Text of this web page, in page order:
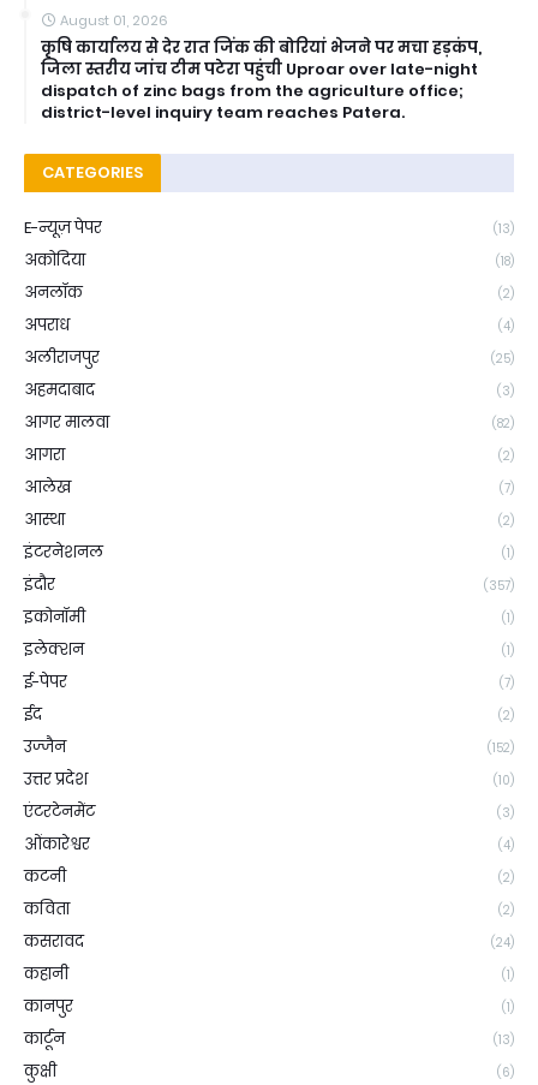
August 01, 2026
कृषि कार्यालय से देर रात जिंक की बोरियां भेजने पर मचा हड़कंप,
जिला स्तरीय जांच टीम पटेरा पहुंची Uproar over late-night
dispatch of zinc bags from the agriculture office;
district-level inquiry team reaches Patera.
CATEGORIES
E-न्यूज़ पेपर (13)
अकोदिया (18)
अनलॉक (2)
अपराध (4)
अलीराजपुर (25)
अहमदाबाद (3)
आगर मालवा (82)
आगरा (2)
आलेख (7)
आस्था (2)
इंटरनेशनल (1)
इंदौर (357)
इकोनॉमी (1)
इलेक्शन (1)
ई-पेपर (7)
ईद (2)
उज्जैन (152)
उत्तर प्रदेश (10)
एंटरटेनमेंट (3)
ओंकारेश्वर (4)
कटनी (2)
कविता (2)
कसरावद (24)
कहानी (1)
कानपुर (1)
कार्टून (13)
कुक्षी (6)